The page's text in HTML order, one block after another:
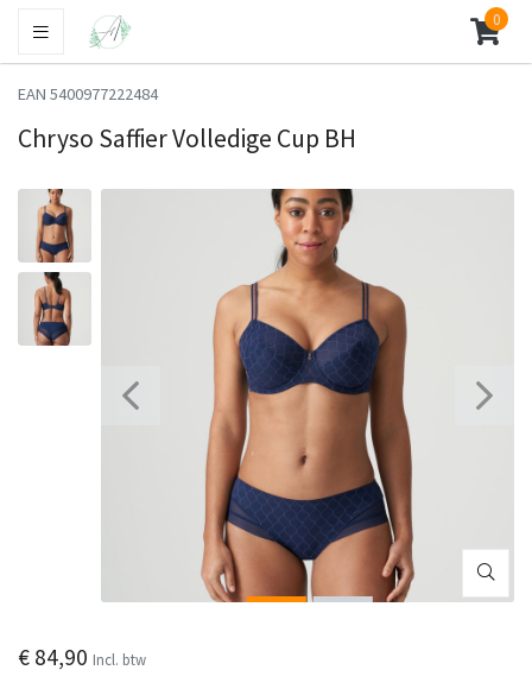
0
EAN 5400977222484
Chryso Saffier Volledige Cup BH
€ 84,90 Incl. btw